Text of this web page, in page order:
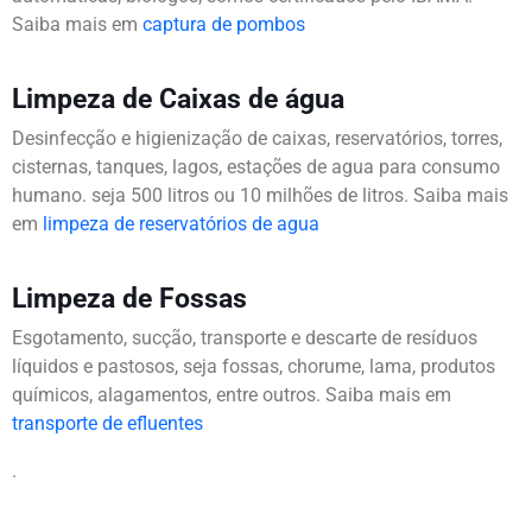
Saiba mais em captura de pombos
Limpeza de Caixas de água
Desinfecção e higienização de caixas, reservatórios, torres,
cisternas, tanques, lagos, estações de agua para consumo
humano. seja 500 litros ou 10 milhões de litros. Saiba mais
em limpeza de reservatórios de agua
Limpeza de Fossas
Esgotamento, sucção, transporte e descarte de resíduos
líquidos e pastosos, seja fossas, chorume, lama, produtos
químicos, alagamentos, entre outros. Saiba mais em
transporte de efluentes
.